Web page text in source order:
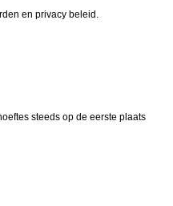
en privacy beleid.
steeds op de eerste plaats